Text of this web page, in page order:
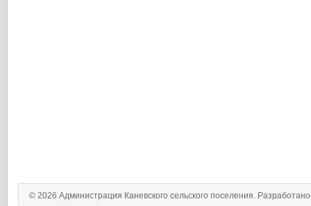
© 2026 Администрация Каневского сельского поселения.